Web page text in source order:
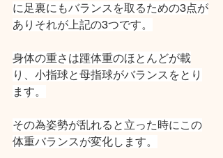
に足裏にもバランスを取るための3点が
ありそれが上記の3つです。
身体の重さは踵体重のほとんどが載
り、小指球と母指球がバランスをとり
ます。
その為姿勢が乱れると立った時にこの
体重バランスが変化します。